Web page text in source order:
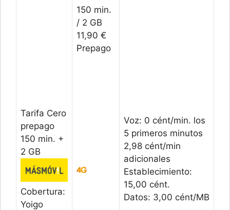
Tarifa Cero
prepago
150 min. +
2 GB
Cobertura:
Yoigo
150 min.
/ 2 GB
11,90 €
Prepago
Voz: 0 cént/min. los
5 primeros minutos
2,98 cént/min
adicionales
Establecimiento:
15,00 cént.
Datos: 3,00 cént/MB